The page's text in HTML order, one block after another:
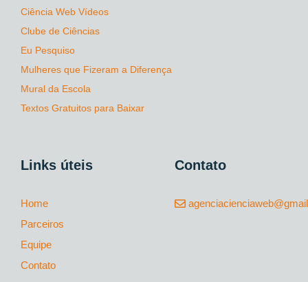
Ciência Web Vídeos
Clube de Ciências
Eu Pesquiso
Mulheres que Fizeram a Diferença
Mural da Escola
Textos Gratuitos para Baixar
Links úteis
Home
Parceiros
Equipe
Contato
Contato